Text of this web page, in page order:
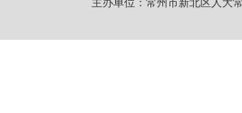
主办单位：常州市新北区人大